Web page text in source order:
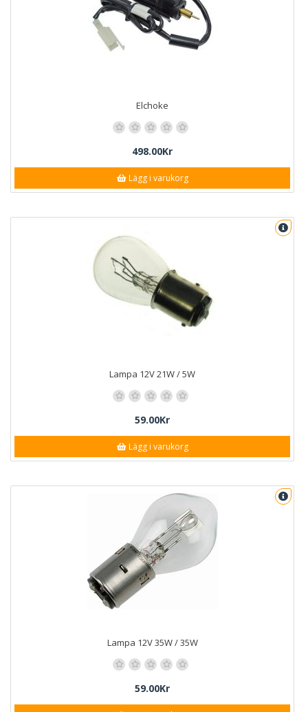
Elchoke
498.00Kr
Lägg i varukorg
Lampa 12V 21W / 5W
59.00Kr
Lägg i varukorg
Lampa 12V 35W / 35W
59.00Kr